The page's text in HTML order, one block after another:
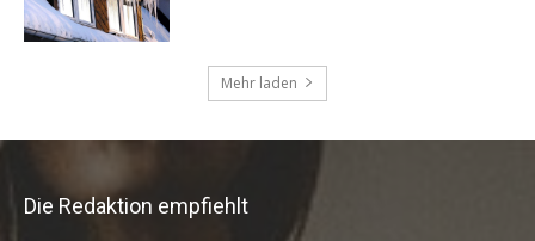
Die Redaktion empfiehlt